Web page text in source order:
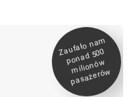
Zaufało na
m
ponad 500
milionó
w
pasażeró
w